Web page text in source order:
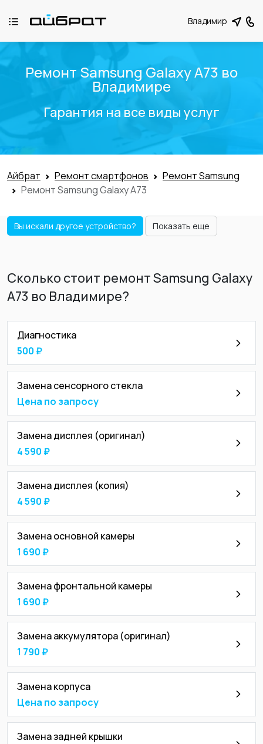
Владимир
Ремонт Samsung Galaxy A73 во
Владимире
Гарантия на все виды услуг
Айбрат Ремонт смартфонов
Ремонт Samsung
Ремонт Samsung Galaxy A73
Вы искали другое устройство? Показать еще
Сколько стоит ремонт Samsung Galaxy
A73 во Владимире?
Диагностика
500 ₽
Замена сенсорного стекла
Цена по запросу
Замена дисплея (оригинал)
4 590 ₽
Замена дисплея (копия)
4 590 ₽
Замена основной камеры
1 690 ₽
Замена фронтальной камеры
1 690 ₽
Замена аккумулятора (оригинал)
1 790 ₽
Замена корпуса
Цена по запросу
Замена задней крышки